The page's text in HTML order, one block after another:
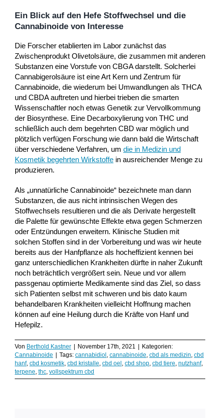
Ein Blick auf den Hefe Stoffwechsel und die
Cannabinoide von Interesse
Die Forscher etablierten im Labor zunächst das
Zwischenprodukt Olivetolsäure, die zusammen mit anderen
Substanzen eine Vorstufe von CBGA darstellt. Solcherlei
Cannabigerolsäure ist eine Art Kern und Zentrum für
Cannabinoide, die wiederum bei Umwandlungen als THCA
und CBDA auftreten und hierbei trieben die smarten
Wissenschaftler noch etwas Genetik zur Vervollkommung
der Biosynthese. Eine Decarboxylierung von THC und
schließlich auch dem begehrten CBD war möglich und
plötzlich verfügen Forschung wie dann bald die Wirtschaft
über verschiedene Verfahren, um die in Medizin und
Kosmetik begehrten Wirkstoffe in ausreichender Menge zu
produzieren.
Als „unnatürliche Cannabinoide“ bezeichnete man dann
Substanzen, die aus nicht intrinsischen Wegen des
Stoffwechsels resultieren und die als Derivate hergestellt
die Palette für gewünschte Effekte etwa gegen Schmerzen
oder Entzündungen erweitern. Klinische Studien mit
solchen Stoffen sind in der Vorbereitung und was wir heute
bereits aus der Hanfpflanze als hocheffizient kennen bei
ganz unterschiedlichen Krankheiten dürfte in naher Zukunft
noch beträchtlich vergrößert sein. Neue und vor allem
passgenau optimierte Medikamente sind das Ziel, so dass
sich Patienten selbst mit schweren und bis dato kaum
behandelbaren Krankheiten vielleicht Hoffnung machen
können auf eine Heilung durch die Kräfte von Hanf und
Hefepilz.
Von Berthold Kastner | November 17th, 2021 | Kategorien:
Cannabinoide | Tags: cannabidiol, cannabinoide, cbd als medizin, cbd
hanf, cbd kosmetik, cbd kristalle, cbd oel, cbd shop, cbd tiere, nutzhanf,
terpene, thc, vollspektrum cbd